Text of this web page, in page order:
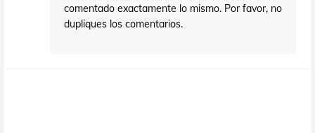
comentado exactamente lo mismo. Por favor, no
dupliques los comentarios.